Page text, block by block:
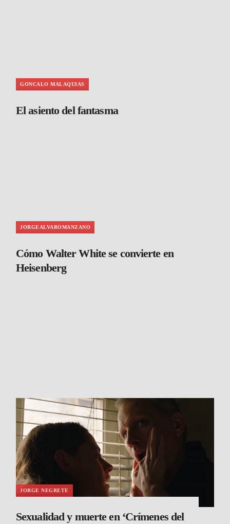
GONCALO MALAQUIAS
El asiento del fantasma
JORGEALVAROMANZANO
Cómo Walter White se convierte en
Heisenberg
JORGE NEGRETE
Sexualidad y muerte en ‘Crímenes del